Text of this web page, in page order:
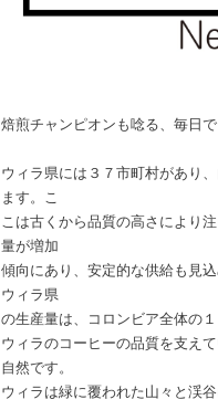
焙煎チャンピオンも唸る、毎日
ウィラ県には３７市町村があり
ます。こ
こは古くから品質の高さにより
量が増加
傾向にあり、安定的な供給も見
ウィラ県
の生産量は、コロンビア全体の
ウィラのコーヒーの品質を支え
自然です。
ウィラは緑に覆われた山々と渓